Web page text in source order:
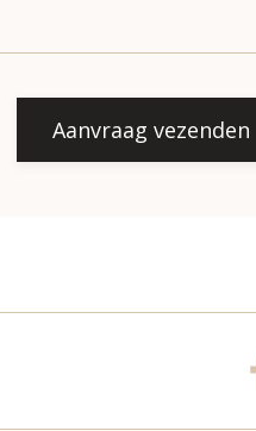
Aanvraag vezenden